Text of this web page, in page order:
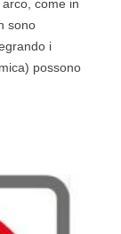
come in
sono
i
possono